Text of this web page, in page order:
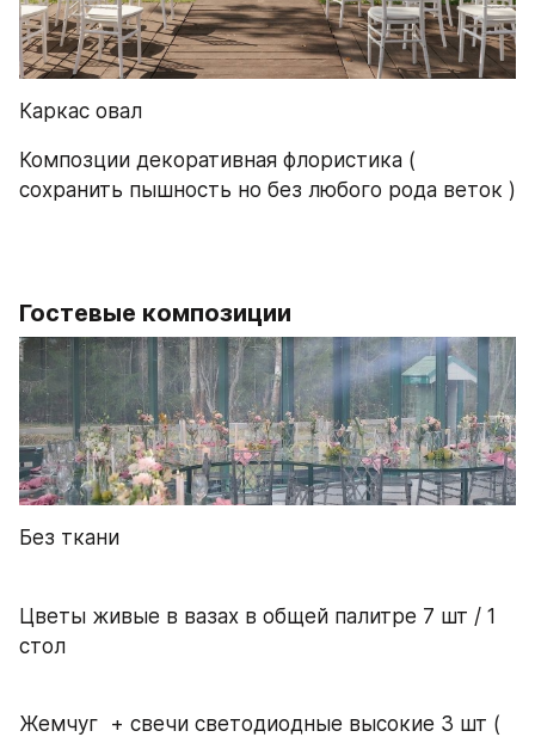
Каркас овал
Композции декоративная флористика (
Гостевые композиции
Без ткани
Цветы живые в вазах в общей палитре 7 шт / 1
стол
Жемчуг  + свечи светодиодные высокие 3 шт (